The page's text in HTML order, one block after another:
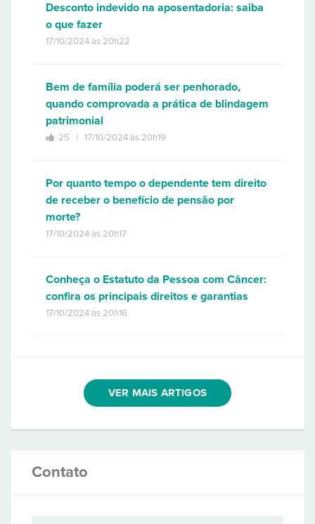
Desconto indevido na aposentadoria: saiba
o que fazer
17/10/2024 às 20h22
Bem de família poderá ser penhorado,
quando comprovada a prática de blindagem
patrimonial
25 | 17/10/2024 às 20h19
Por quanto tempo o dependente tem direito
de receber o benefício de pensão por
morte?
17/10/2024 às 20h17
Conheça o Estatuto da Pessoa com Câncer:
confira os principais direitos e garantias
17/10/2024 às 20h16
VER MAIS ARTIGOS
Contato